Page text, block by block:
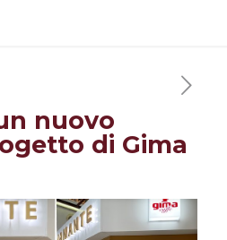
nuovo
di Gima